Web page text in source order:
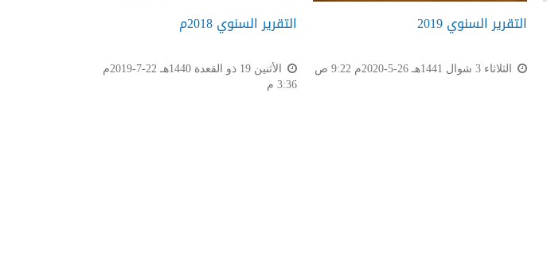
التقرير السنوي 2019
الثلاثاء 3 شوال 1441هـ 26-5-2020م 9:22 ص
التقرير السنوي 2018م
الأثنين 19 ذو القعدة 1440هـ 22-7-2019م
3:36 م